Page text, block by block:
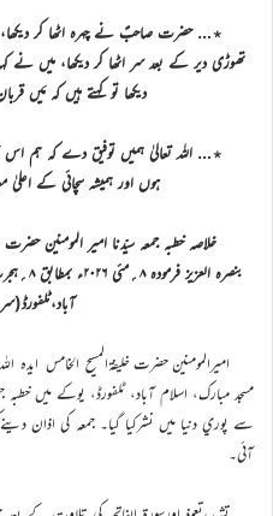
٭… حضرت صاحبؑ نے چہرہ اٹھا کر
تھوڑی دیر کے بعد سر اٹھا کر دیکھا، میں نے
دیکھا تو کہتے ہیں کہ مَیں
٭… اللہ تعالیٰ ہمیں توفیق دے کہ ہم اس
ہوں اور ہمیشہ سچائی کے
خلاصہ خطبہ جمعہ سیّدنا امیر المومنین حضرت
مسجد مبارک، اسلام آباد، ٹلفورڈ، يوکے ميں خطبہ
سے پوري دنيا ميں نشرکيا گيا۔ جمعہ کي اذان
آئي۔